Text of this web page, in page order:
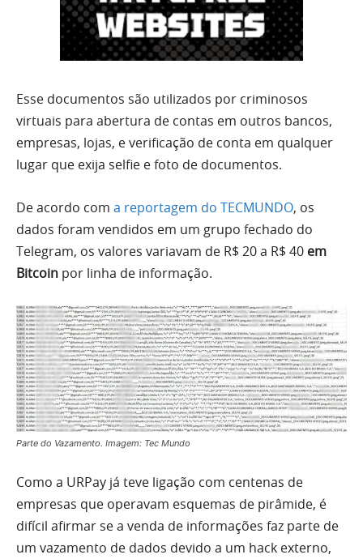
Esse documentos são utilizados por criminosos
virtuais para abertura de contas em outros bancos,
empresas, lojas, e verificação de conta em qualquer
lugar que exija selfie e foto de documentos.
De acordo com a reportagem do TECMUNDO, os
dados foram vendidos em um grupo fechado do
Telegram, os valores variavam de R$ 20 a R$ 40 em
Bitcoin por linha de informação.
Parte do Vazamento. Imagem: Tec Mundo
Como a URPay já teve ligação com centenas de
empresas que operavam esquemas de pirâmide, é
difícil afirmar se a venda de informações faz parte de
um vazamento de dados devido a um hack externo,